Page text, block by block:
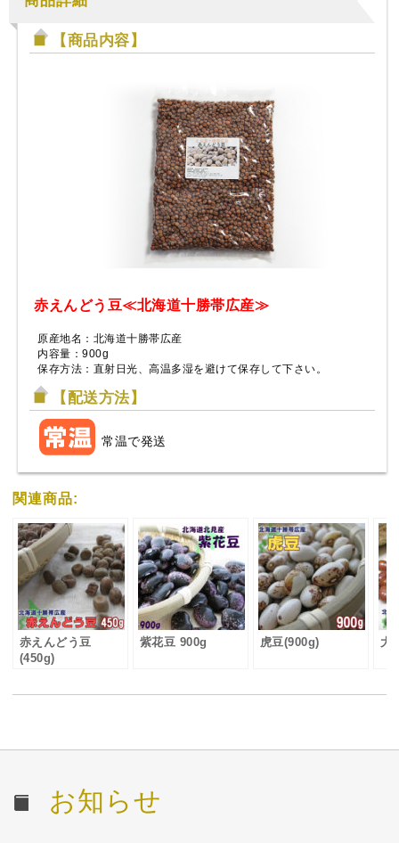
【商品内容】
赤えんどう豆≪北海道十勝帯広産≫
原産地名：北海道十勝帯広産
内容量：900g
保存方法：直射日光、高温多湿を避けて保存して下さい。
【配送方法】
常温で発送
関連商品:
赤えんどう豆
(450g)
紫花豆 900g 虎豆(900g) 大
お知らせ